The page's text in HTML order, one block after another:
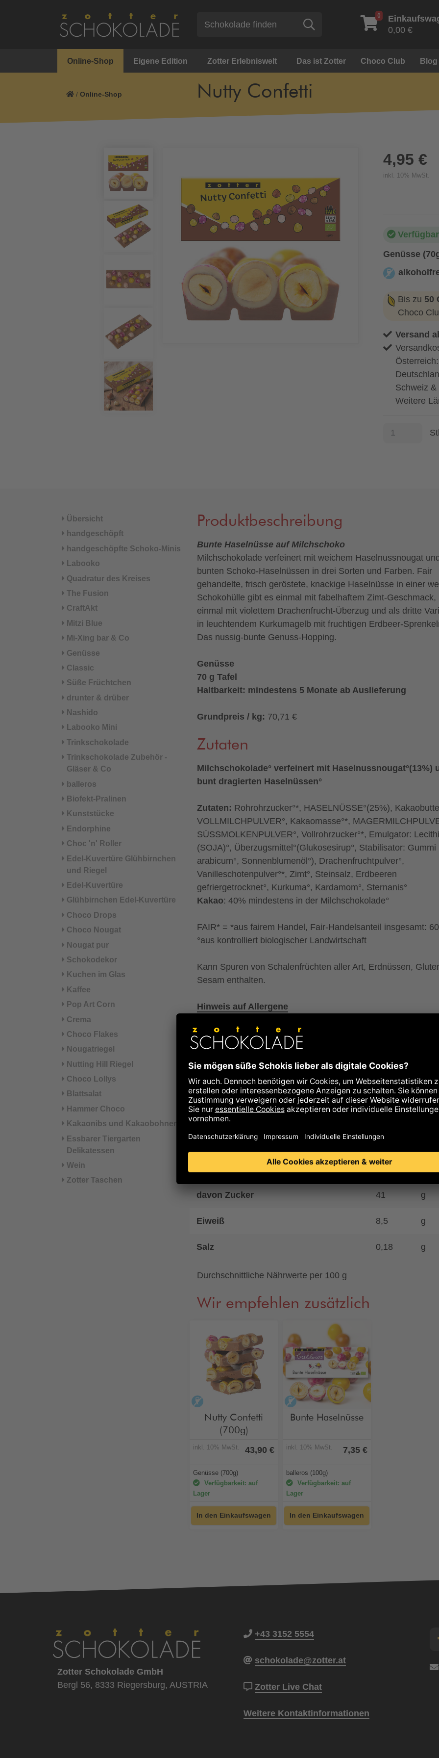
0
0,00 €
Online-Shop Eigene Edition Zotter Erlebniswelt Das ist Zotter Choco Club Blog
/ Online-Shop Nutty Confetti
4,95 €
inkl. 10% MwSt.
Genüsse
Bis zu 50
Choco
Versand
Schweiz
Weitere
Übersicht
handgeschöpft
handgeschöpfte Schoko-Minis
Labooko
Quadratur des Kreises
The Fusion
CraftAkt
Mitzi Blue
Mi-Xing bar & Co
Genüsse
Classic
Süße Früchtchen
drunter & drüber
Nashido
Labooko Mini
Trinkschokolade
Trinkschokolade Zubehör -
Gläser & Co
balleros
Biofekt-Pralinen
Kunststücke
Endorphine
Choc 'n' Roller
Edel-Kuvertüre Glühbirnchen
und Riegel
Edel-Kuvertüre
Glühbirnchen Edel-Kuvertüre
Choco Drops
Choco Nougat
Nougat pur
Schokodekor
Kuchen im Glas
Kaffee
Pop Art Corn
Crema
Choco Flakes
Nougatriegel
Nutting Hill Riegel
Choco Lollys
Blattsalat
Hammer Choco
Kakaonibs und Kakaobohnen
Essbarer Tiergarten
Delikatessen
Wein
Zotter Taschen
Produktbeschreibung
Bunte Haselnüsse auf Milchschoko
Milchschokolade verfeinert mit weichem Haselnussnougat und
bunten Schoko-Haselnüssen in drei Sorten und Farben. Fair
gehandelte, frisch geröstete, knackige Haselnüsse in einer
Schokohülle gibt es einmal mit fabelhaftem Zimt-Geschmack,
einmal mit violettem Drachenfrucht-Überzug und als dritte
in leuchtendem Kurkumagelb mit fruchtigen Erdbeer-
Das nussig-bunte Genuss-Hopping.
Genüsse
70 g Tafel
Haltbarkeit: mindestens 5 Monate ab Auslieferung
Grundpreis / kg: 70,71 €
Zutaten
Milchschokolade° verfeinert mit Haselnussnougat°(13%)
bunt dragierten Haselnüssen°
Zutaten: Rohrohrzucker°*, HASELNÜSSE°(25%),
VOLLMILCHPULVER°, Kakaomasse°*,
SÜSSMOLKENPULVER°, Vollrohrzucker°*, Emulgator:
(SOJA)°, Überzugsmittel°(Glukosesirup°, Stabilisator: Gummi
arabicum°, Sonnenblumenöl°), Drachenfruchtpulver°,
Vanilleschotenpulver°*, Zimt°, Steinsalz, Erdbeeren
gefriergetrocknet°, Kurkuma°, Kardamom°, Sternanis°
Kakao: 40% mindestens in der Milchschokolade°
FAIR* = *aus fairem Handel, Fair-Handelsanteil insgesamt:
°aus kontrolliert biologischer Landwirtschaft
Kann Spuren von Schalenfrüchten aller Art, Erdnüssen,
Sesam enthalten.
Hinweis auf Allergene
Nährwerte
Energie kcal 585
Energie kJ 2447 kJ
Fett
davon gesättigte Fettsäuren 18
davon Zucker 41 g
Eiweiß 8,5 g
Salz 0,18 g
Durchschnittliche Nährwerte per 100 g
Wir empfehlen zusätzlich
Nutty Confetti
(700g)
inkl. 10% MwSt. 43,90 €
Genüsse (700g)
Verfügbarkeit: auf
Lager
In den Einkaufswagen
alkoholfrei
Bunte Haselnüsse
inkl. 10% MwSt. 7,35 €
balleros (100g)
Verfügbarkeit: auf
Lager
In den Einkaufswagen
Zotter Schokolade GmbH
Bergl 56, 8333 Riegersburg, AUSTRIA
+43 3152 5554
schokolade@zotter.at
Zotter Live Chat
Weitere Kontaktinformationen